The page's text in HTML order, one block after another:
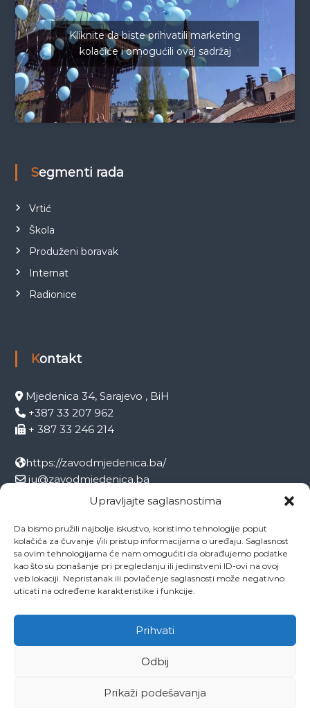
Upravljajte saglasnostima
Da bismo pružili najbolje iskustvo, koristimo tehnologije poput
kolačića za čuvanje i/ili pristup informacijama o uređaju. Saglasnost
sa ovim tehnologijama će nam omogućiti da obrađujemo podatke
kao što su ponašanje pri pregledanju ili jedinstveni ID-ovi na ovoj
veb lokaciji. Nepristanak ili povlačenje saglasnosti može negativno
uticati na određene karakteristike i funkcije.
Prihvati
Odbij
Prikaži podešavanja
Kliknite da biste prihvatili marketing
kolačiće i omogućili ovaj sadržaj
Segmenti rada
Vrtić
Škola
Produženi boravak
Internat
Radionice
Kontakt
Mjedenica 34, Sarajevo , BiH
+387 33 207 962
+ 387 33 246 214
https://zavodmjedenica.ba/
ju@zavodmjedenica.ba
info@zamjed.edu.ba
Direktor:
+ 387 33 207 963
Sekretar:
+ 387 33 215 668
Pedagog:
+ 387 33 246 212
Psiholog:
+ 387 33 246 208
+ 387 33 207 001
Ovo je naša Mjedenica Dokumenti